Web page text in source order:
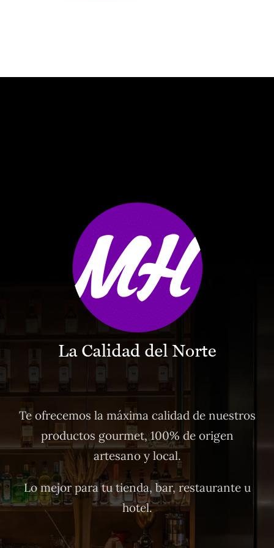
Te ofrecemos la máxima calidad de nuestros
productos gourmet, 100% de origen
artesano y local.
Lo mejor para tu tienda, bar, restaurante u
hotel.